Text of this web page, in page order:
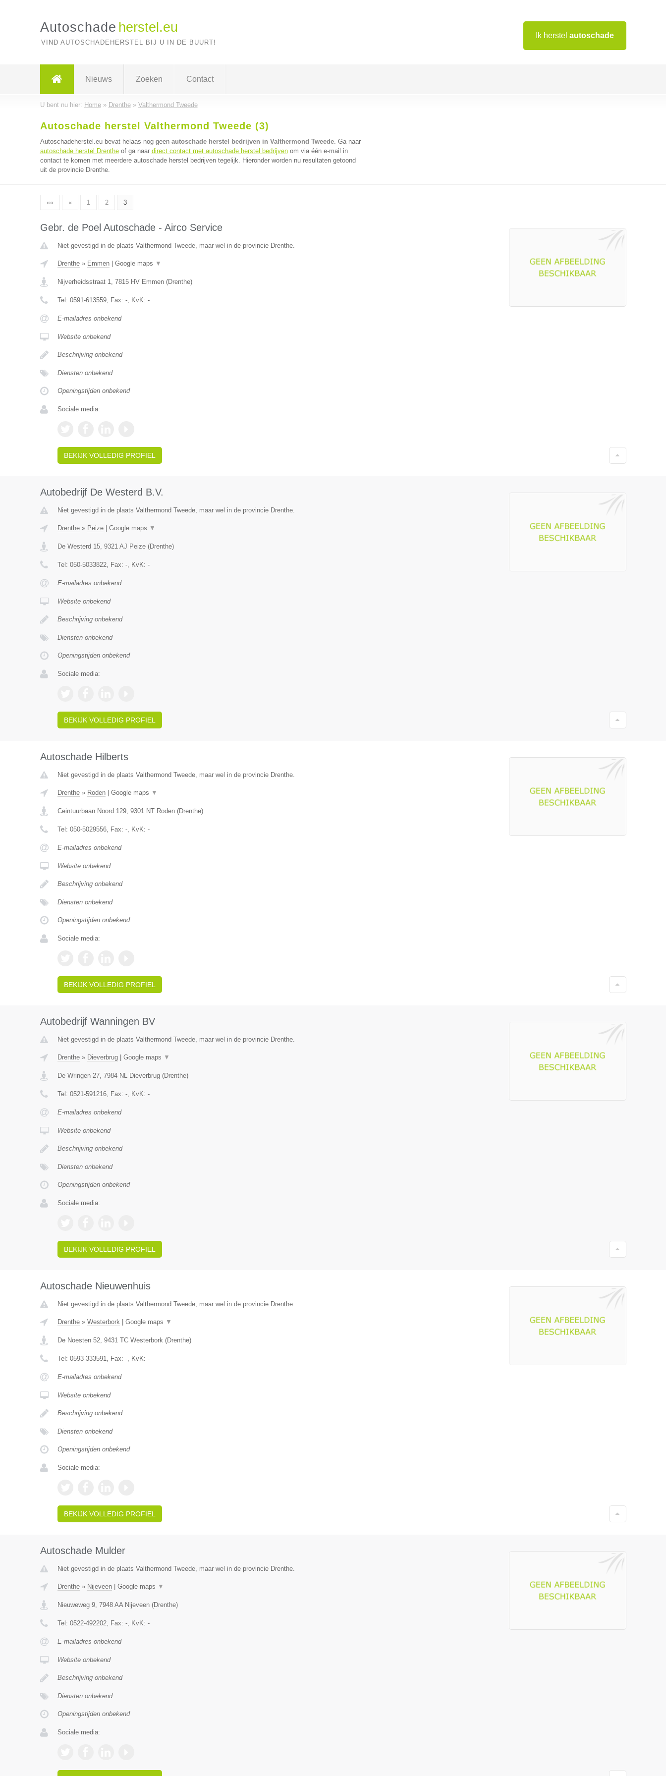
Ik herstel autoschade
Autoschade herstel.eu
VIND AUTOSCHADEHERSTEL BIJ U IN DE BUURT!
Nieuws Zoeken Contact
U bent nu hier: Home» Drenthe» Valthermond Tweede
Autoschade herstel Valthermond Tweede (3)
Autoschadeherstel.eu bevat helaas nog geen autoschade herstel bedrijven in Valthermond Tweede. Ga naar
autoschade herstel Drentheof ga naar direct contact met autoschade herstel bedrijvenom via één e-mail in
contact te komen met meerdere autoschade herstel bedrijven tegelijk. Hieronder worden nu resultaten getoond
uit de provincie Drenthe.
«« « 1 2 3
Gebr. de Poel Autoschade - Airco Service
Niet gevestigd in de plaats Valthermond Tweede, maar wel in de provincie Drenthe.
Drenthe» Emmen| Google maps ▼
Nijverheidsstraat 1, 7815 HV Emmen(Drenthe)
Tel: 0591-613559, Fax: -, KvK: -
E-mailadres onbekend
Website onbekend
Beschrijving onbekend
Diensten onbekend
Openingstijden onbekend
Sociale media:
BEKIJK VOLLEDIG PROFIEL
Autobedrijf De Westerd B.V.
Niet gevestigd in de plaats Valthermond Tweede, maar wel in de provincie Drenthe.
Drenthe» Peize| Google maps ▼
De Westerd 15, 9321 AJ Peize(Drenthe)
Tel: 050-5033822, Fax: -, KvK: -
E-mailadres onbekend
Website onbekend
Beschrijving onbekend
Diensten onbekend
Openingstijden onbekend
Sociale media:
BEKIJK VOLLEDIG PROFIEL
Autoschade Hilberts
Niet gevestigd in de plaats Valthermond Tweede, maar wel in de provincie Drenthe.
Drenthe» Roden| Google maps ▼
Ceintuurbaan Noord 129, 9301 NT Roden(Drenthe)
Tel: 050-5029556, Fax: -, KvK: -
E-mailadres onbekend
Website onbekend
Beschrijving onbekend
Diensten onbekend
Openingstijden onbekend
Sociale media:
BEKIJK VOLLEDIG PROFIEL
Autobedrijf Wanningen BV
Niet gevestigd in de plaats Valthermond Tweede, maar wel in de provincie Drenthe.
Drenthe» Dieverbrug| Google maps ▼
De Wringen 27, 7984 NL Dieverbrug(Drenthe)
Tel: 0521-591216, Fax: -, KvK: -
E-mailadres onbekend
Website onbekend
Beschrijving onbekend
Diensten onbekend
Openingstijden onbekend
Sociale media:
BEKIJK VOLLEDIG PROFIEL
Autoschade Nieuwenhuis
Niet gevestigd in de plaats Valthermond Tweede, maar wel in de provincie Drenthe.
Drenthe» Westerbork| Google maps ▼
De Noesten 52, 9431 TC Westerbork(Drenthe)
Tel: 0593-333591, Fax: -, KvK: -
E-mailadres onbekend
Website onbekend
Beschrijving onbekend
Diensten onbekend
Openingstijden onbekend
Sociale media:
BEKIJK VOLLEDIG PROFIEL
Autoschade Mulder
Niet gevestigd in de plaats Valthermond Tweede, maar wel in de provincie Drenthe.
Drenthe» Nijeveen| Google maps ▼
Nieuweweg 9, 7948 AA Nijeveen(Drenthe)
Tel: 0522-492202, Fax: -, KvK: -
E-mailadres onbekend
Website onbekend
Beschrijving onbekend
Diensten onbekend
Openingstijden onbekend
Sociale media: